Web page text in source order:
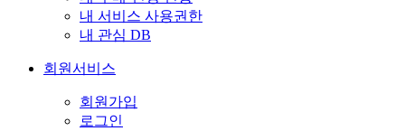
내 서비스 사용권한
내 관심 DB
회원서비스
회원가입
로그인